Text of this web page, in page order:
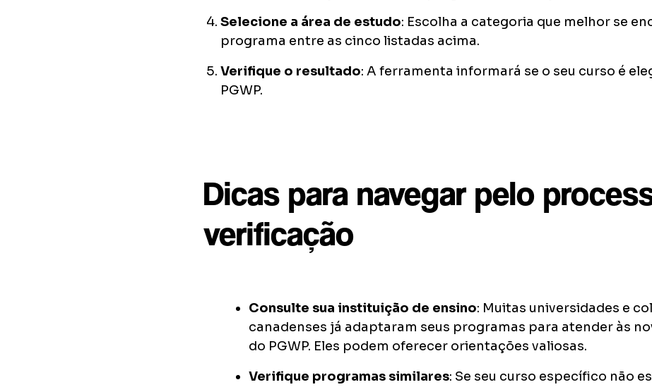
Selecione a área de estudo: Escolha a categoria que melhor se
programa entre as cinco listadas acima.
Verifique o resultado: A ferramenta informará se o seu curso é
PGWP.
Dicas para navegar pelo
verificação
Consulte sua instituição de ensino: Muitas universidades e
canadenses já adaptaram seus programas para atender às
do PGWP. Eles podem oferecer orientações valiosas.
Verifique programas similares: Se seu curso específico não